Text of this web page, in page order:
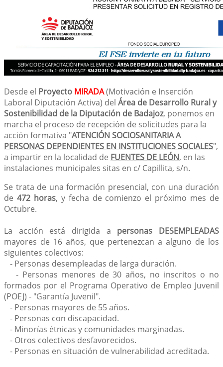
Desde el Proyecto MIRADA(Motivación e Inserción
Laboral Diputación Activa) del Área de Desarrollo Rural y
Sostenibilidad de la Diputación de Badajoz, ponemos en
marcha el proceso de recepción de solicitudes para la
acción formativa "ATENCIÓN SOCIOSANITARIA A
PERSONAS DEPENDIENTES EN INSTITUCIONES SOCIALES",
a impartir en la localidad de FUENTES DE LEÓN, en las
instalaciones municipales sitas en c/ Capillita, s/n.
Se trata de una formación presencial, con una duración
de 472 horas, y fecha de comienzo el próximo mes de
Octubre.
La acción está dirigida a personas DESEMPLEADAS
mayores de 16 años, que pertenezcan a alguno de los
siguientes colectivos:
- Personas desempleadas de larga duración.
- Personas menores de 30 años, no inscritos o no
formados por el Programa Operativo de Empleo Juvenil
(POEJ) - "Garantía Juvenil".
- Personas mayores de 55 años.
- Personas con discapacidad.
- Minorías étnicas y comunidades marginadas.
- Otros colectivos desfavorecidos.
- Personas en situación de vulnerabilidad acreditada.